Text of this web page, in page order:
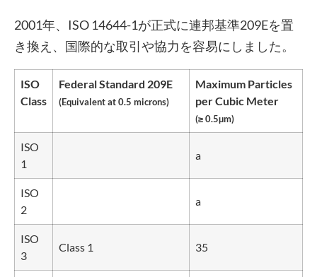
2001年、ISO 14644-1が正式に連邦基準209Eを置
き換え、国際的な取引や協力を容易にしました。
ISO
Class
Federal Standard 209E
(Equivalent at 0.5 microns)
Maximum Particles
per Cubic Meter
(≥ 0.5µm)
ISO
1
a
ISO
2
a
ISO
3
Class 1 35